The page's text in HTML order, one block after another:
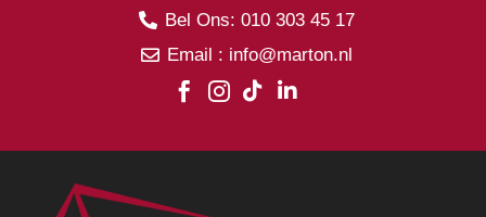
 Bel Ons: 010 303 45 17
 Email : info@marton.nl
   